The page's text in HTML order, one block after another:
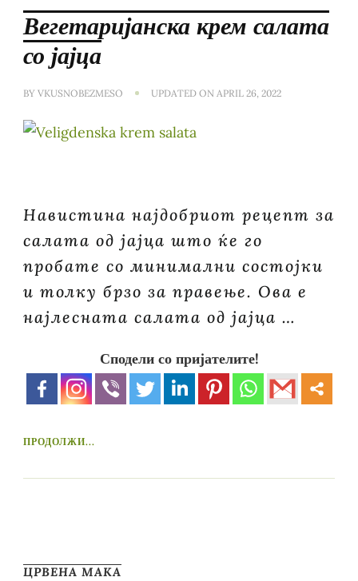
Вегетаријанска крем салата
со јајца
BY VKUSNOBEZMESO UPDATED ON APRIL 26, 2022
Навистина најдобриот рецепт за
салата од јајца што ќе го
пробате со минимални состојки
и толку брзо за правење. Ова е
најлесната салата од јајца …
Сподели со пријателите!
ПРОДОЛЖИ...
ЦРВЕНА МАКА